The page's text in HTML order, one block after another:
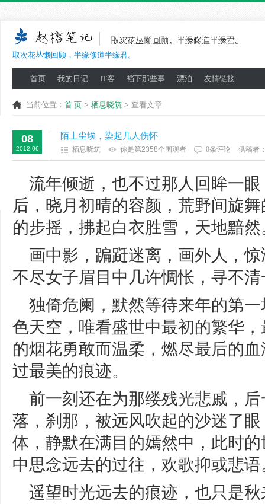
取次花丛懒回顾，半缘修道半缘君。
首页 我的日记 IT客 裆下那些事 漂泊 友情链接
当前位置： 首 页 > 栖息晓筑 > 查看文章
08
2012-06
陌上尘埃，染起几人伤怀
栖息晓筑 你是第2358个围观者 0条评论 供稿者
流年倾逝，也不过那人回眸一
后，晓月初晴的容颜，荒野间旋
的步摇，拂起白衣胜雪，天地黯然
画中影，蹁跹迷离，画外人，
不尽女子眉目中几许惆怅，寻不
独倚危阑，默然等待来年的第
色天空，唯看盛世中最初的繁华
的烟花勇敢而温柔，燃尽最后的
过最美的痕迹。
前一刻还在为那缕残光悲戚，
落，刹那，被远风吹起的沙迷了
体，静默在满目的嫣然中，此时
中思念远去的过往，欢歌抑或悲语
遥望时光远去的痕迹，也只是